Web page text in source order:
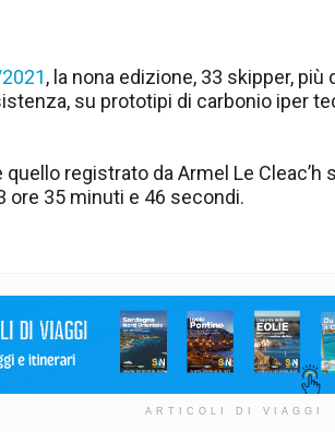
, la nona edizione, 33 skipper,
su prototipi di carbonio iper
registrato da Armel Le Cleac’h
ore 35 minuti e 46 secondi.
ARTICOLI DI VIAGGI